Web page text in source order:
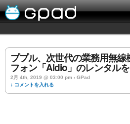
ププル、次世代の業務用無線
フォン「Aldio」のレンタル
2月 4th, 2019 @ 03:00 pm › GPad
↓ コメントを入れる